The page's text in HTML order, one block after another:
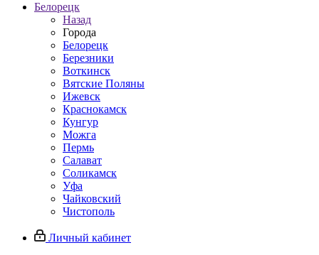
Белорецк
Назад
Города
Белорецк
Березники
Воткинск
Вятские Поляны
Ижевск
Краснокамск
Кунгур
Можга
Пермь
Салават
Соликамск
Уфа
Чайковский
Чистополь
Личный кабинет